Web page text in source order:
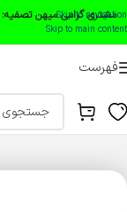
Skip to navigation
Skip to main content
مشتری گرامی میهن تصفیه:
فهرست